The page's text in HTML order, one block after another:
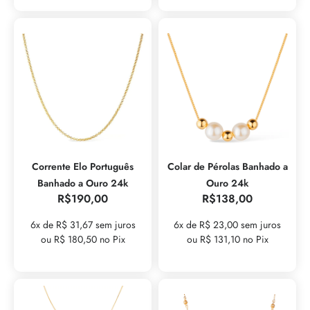
Corrente Elo Português
Banhado a Ouro 24k
R$190,00
6x de R$ 31,67 sem juros
ou R$ 180,50 no Pix
Colar de Pérolas Banhado a
Ouro 24k
R$138,00
6x de R$ 23,00 sem juros
ou R$ 131,10 no Pix